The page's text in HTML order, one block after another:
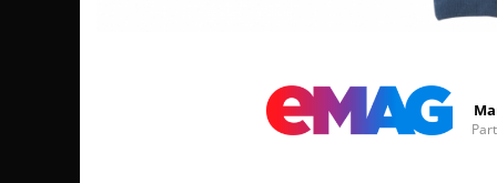
Facebook